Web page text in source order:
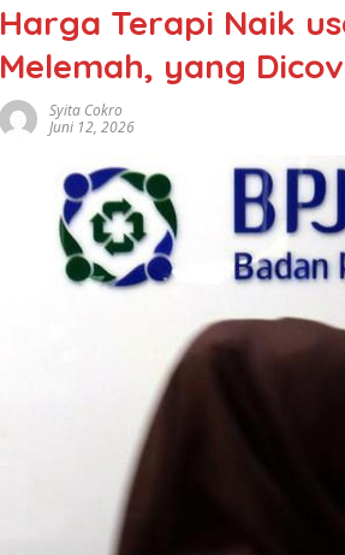
Harga Terapi Naik
Melemah, yang
Syita Cokro
Juni 12, 2026